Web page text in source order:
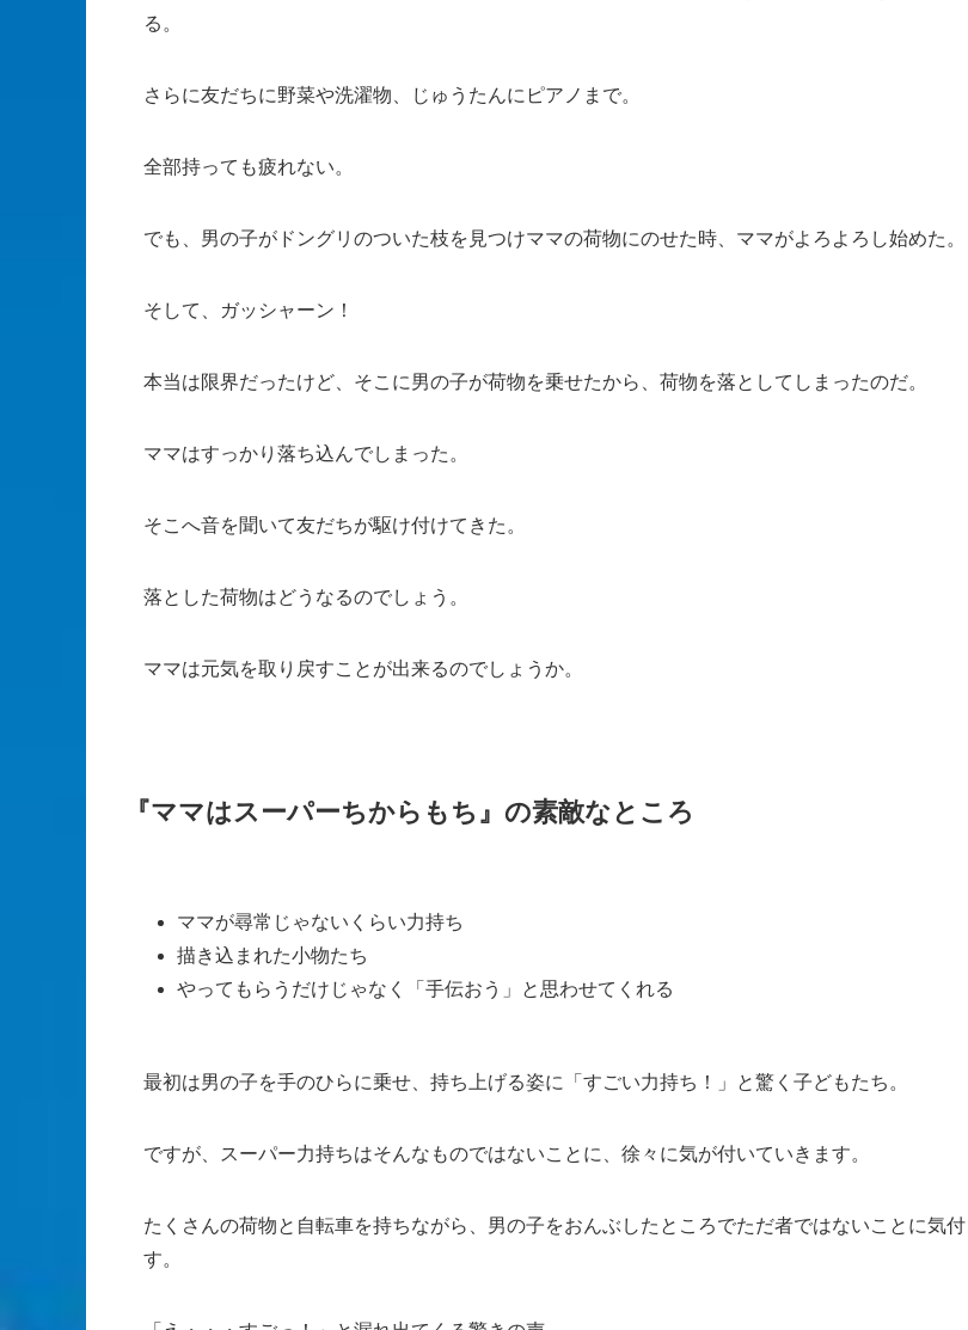
る。
さらに友だちに野菜や洗濯物、じゅうたんにピアノまで。
全部持っても疲れない。
でも、男の子がドングリのついた枝を見つけママの荷物にのせた時、ママがよろよろし始めた。
そして、ガッシャーン！
本当は限界だったけど、そこに男の子が荷物を乗せたから、荷物を落としてしまったのだ。
ママはすっかり落ち込んでしまった。
そこへ音を聞いて友だちが駆け付けてきた。
落とした荷物はどうなるのでしょう。
ママは元気を取り戻すことが出来るのでしょうか。
『ママはスーパーちからもち』の素敵なところ
ママが尋常じゃないくらい力持ち
描き込まれた小物たち
やってもらうだけじゃなく「手伝おう」と思わせてくれる
最初は男の子を手のひらに乗せ、持ち上げる姿に「すごい力持ち！」と驚く子どもたち。
ですが、スーパー力持ちはそんなものではないことに、徐々に気が付いていきます。
たくさんの荷物と自転車を持ちながら、男の子をおんぶしたところでただ者ではないことに気付
す。